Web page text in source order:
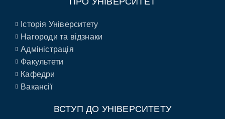
Історія Університету
Нагороди та відзнаки
Адміністрація
Факультети
Кафедри
Вакансії
ВСТУП ДО УНІВЕРСИТЕТУ